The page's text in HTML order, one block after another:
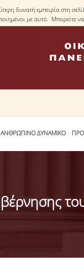
δυνατή εμπειρία στη
με αυτό. Μπορείτε
ΑΝΘΡΩΠΙΝΟ ΔΥΝΑΜΙΚΟ